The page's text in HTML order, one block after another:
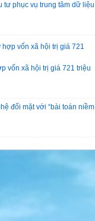
phục vụ trung tâm dữ liệu
vốn xã hội trị giá 721 triệu
đối mặt với “bài toán niềm